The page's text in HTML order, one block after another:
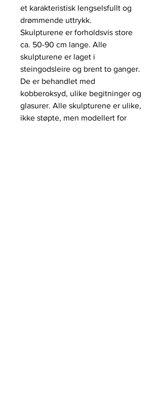
et karakteristisk lengselsfullt og
drømmende uttrykk.
Skulpturene er forholdsvis store
ca. 50-90 cm lange. Alle
skulpturene er laget i
steingodsleire og brent to ganger.
De er behandlet med
kobberoksyd, ulike begitninger og
glasurer. Alle skulpturene er ulike,
ikke støpte, men modellert for